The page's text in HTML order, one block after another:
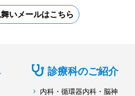
いメールはこちら
診療科のご紹介
内科・循環器内科・脳神